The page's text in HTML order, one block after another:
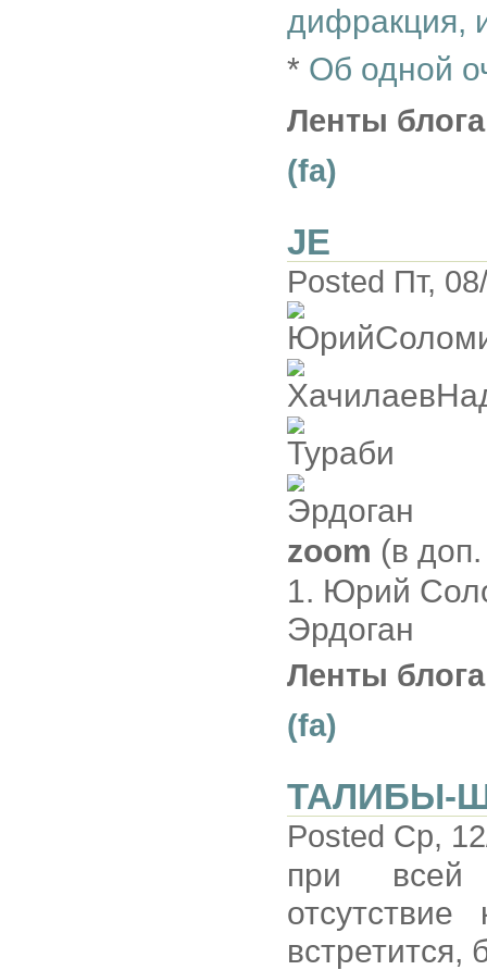
дифракция,
* Об одной
Ленты
(fa)
JE
Posted Пт,
zoom (в
1. Юрий
Эрдоган
Ленты
(fa)
ТАЛИБЫ-
Posted Ср,
при всей
встретится,